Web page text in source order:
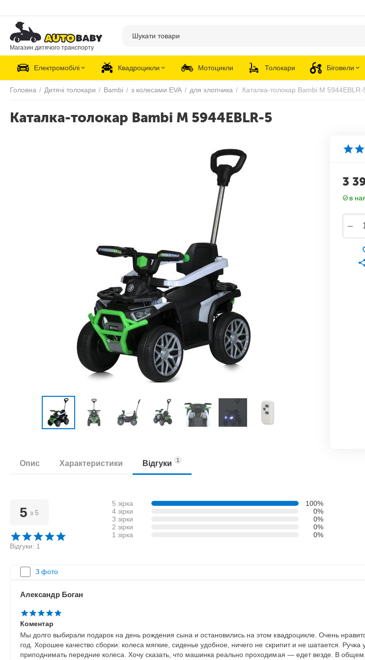
Магазин дитячого транспорту
Електромобілі Квадроцикли Мотоцикли Толокари Біговели
Головна / Дитячі толокари / Bambi / з колесами EVA / для хлопчика / Каталка-толокар Bambi M 5944EBLR-
Каталка-толокар Bambi M 5944EBLR-5
3
в
−
Опис Характеристики Відгуки 1
5 з 5
Відгуки: 1
5 зірка
100%
4 зірки
0%
3 зірки
0%
2 зірки
0%
1 зірка
0%
З фото
Александр Боган
Коментар
Мы долго выбирали подарок на день рождения сына и остановились на этом квадроцикле. Очень
год. Хорошее качество сборки: колеса мягкие, сиденье удобное, ничего не скрипит и не шатается.
приподнимать передние колеса. Хочу сказать, что машинка реально проходимая — едет везде. В